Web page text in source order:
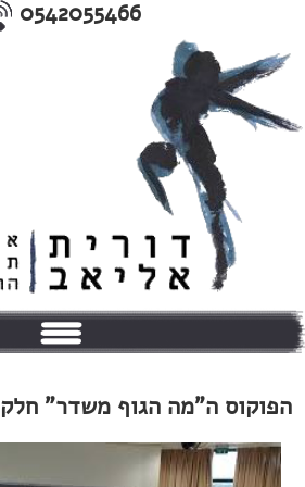
0542055466
אודותי
טיפולים
הפוקוס ה"מה הגוף משדר" חלק 1